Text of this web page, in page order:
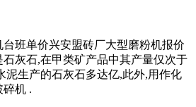
班单价兴安盟砖厂大型磨粉机报价
灰石,在甲类矿产品中其产量仅次于
泥生产的石灰石多达亿,此外,用作化
碎机 .